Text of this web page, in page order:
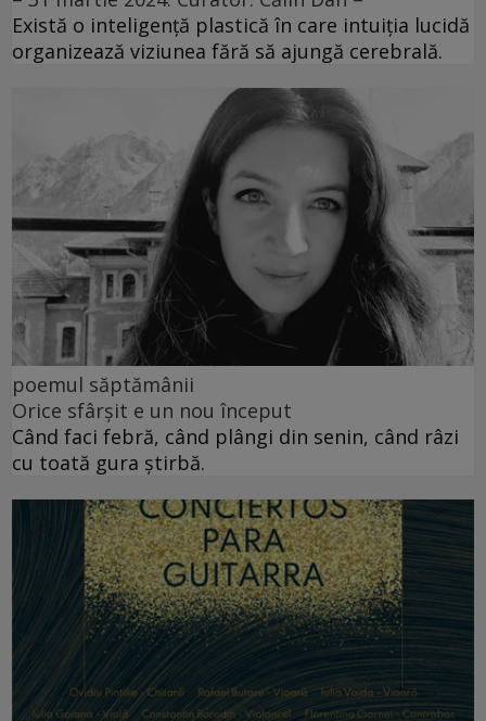
Există o inteligență plastică în care intuiția lucidă
organizează viziunea fără să ajungă cerebrală.
poemul săptămânii
Orice sfârșit e un nou început
Când faci febră, când plângi din senin, când râzi
cu toată gura știrbă.